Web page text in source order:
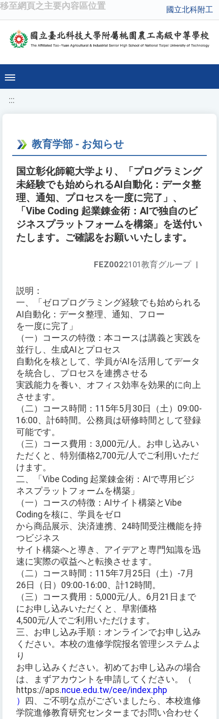
移至網頁之主要內容區位置 國立北科附工
:::
教育学部 - お知らせ
国立彰化師範大学より、「プログラミング
未経験でも始められるAI自動化：データ整
理、通知、プロセスを一度に完了」、
「Vibe Coding 起業錬金術：AIで独自のビ
ジネスプラットフォームを構築」を送付い
たします。ご確認をお願いいたします。
FEZ0022101教育グループ |
説明：
一、「ゼロプログラミング経験でも始められる
AI自動化：データ整理、通知、フロー
を一度に完了」
（一）コースの特徴：本コースは講義と実践を
並行し、生成AIとプロセス
自動化を核として、学員がAIを活用してデータ
を統合し、プロセスを連携させる
実践能力を養い、オフィス効率を効果的に向上
させます。
（二）コース時間：115年5月30日（土）09:00-
16:00、計6時間。公務員は研修時間として登録
可能です。
（三）コース費用：3,000元/人。お申し込みい
ただくと、特別価格2,700元/人でご利用いただ
けます。
二、「Vibe Coding 起業錬金術：AIで専用ビジ
ネスプラットフォームを構築」
（一）コースの特徴：AIサイト構築とVibe
Codingを核に、学員をゼロ
から商品展示、決済連携、24時間受注機能を持
つビジネス
サイト構築へと導き、アイデアと専門知識を迅
速に実際の収益へと転換させます。
（二）コース時間：115年7月25日（土）-7月
26日（日）09:00-16:00、計12時間。
（三）コース費用：5,000元/人。6月21日まで
にお申し込みいただくと、早割価格
4,500元/人でご利用いただけます。
三、お申し込み手順：オンラインでお申し込み
ください。本校の進修学院报名管理システムよ
り
お申し込みください。初めてお申し込みの場合
は、まずアカウントを申請してください。（
https://aps.ncue.edu.tw/cee/index.php
）
四、ご不明な点がございましたら、本校進修
学院進修教育研究センターまでお問い合わせく